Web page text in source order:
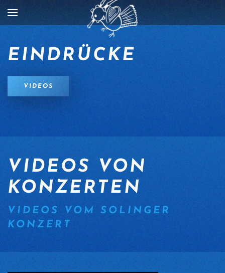
Zum Hauptinhalt springen
EINDRÜCKE
VIDEOS
VIDEOS VON
KONZERTEN
VIDEOS VOM SOLINGER
KONZERT